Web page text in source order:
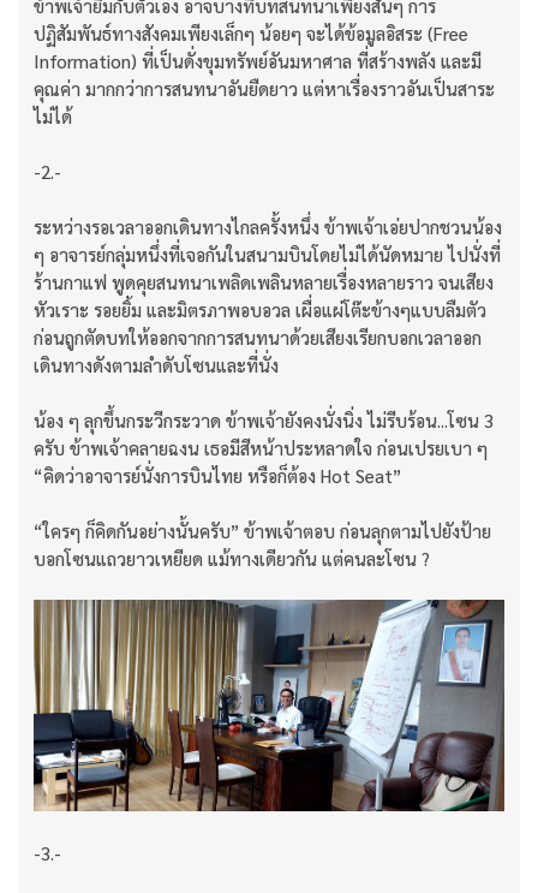
ข้าพเจ้ายิ้มกับตัวเอง อาจบางทีบทสนทนาเพียงสั้นๆ การ
ปฏิสัมพันธ์ทางสังคมเพียงเล็กๆ น้อยๆ จะได้ข้อมูลอิสระ (Free
Information) ที่เป็นดั่งขุมทรัพย์อันมหาศาล ที่สร้างพลัง และมี
คุณค่า มากกว่าการสนทนาอันยืดยาว แต่หาเรื่องราวอันเป็นสาระ
ไม่ได้
-2.-
ระหว่างรอเวลาออกเดินทางไกลครั้งหนึ่ง ข้าพเจ้าเอ่ยปากชวนน้อง
ๆ อาจารย์กลุ่มหนึ่งที่เจอกันในสนามบินโดยไม่ได้นัดหมาย ไปนั่งที่
ร้านกาแฟ พูดคุยสนทนาเพลิดเพลินหลายเรื่องหลายราว จนเสียง
หัวเราะ รอยยิ้ม และมิตรภาพอบอวล เผื่อแผ่โต๊ะข้างๆแบบลืมตัว
ก่อนถูกตัดบทให้ออกจากการสนทนาด้วยเสียงเรียกบอกเวลาออก
เดินทางดังตามลำดับโซนและที่นั่ง
น้อง ๆ ลุกขึ้นกระวีกระวาด ข้าพเจ้ายังคงนั่งนิ่ง ไม่รีบร้อน...โซน 3
ครับ ข้าพเจ้าคลายฉงน เธอมีสีหน้าประหลาดใจ ก่อนเปรยเบา ๆ
“คิดว่าอาจารย์นั่งการบินไทย หรือก็ต้อง Hot Seat”
“ใครๆ ก็คิดกันอย่างนั้นครับ” ข้าพเจ้าตอบ ก่อนลุกตามไปยังป้าย
บอกโซนแถวยาวเหยียด แม้ทางเดียวกัน แต่คนละโซน ?
-3.-